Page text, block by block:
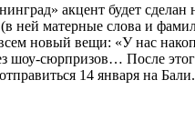
акцент будет
ней матерные слова и
новый вещи: «У нас
шоу-сюрпризов… После
14 января на Бали.